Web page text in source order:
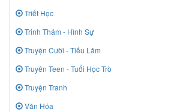
Triết Học
Trinh Thám - Hình Sự
Truyện Cười - Tiếu Lâm
Truyên Teen - Tuổi Học Trò
Truyện Tranh
Văn Hóa